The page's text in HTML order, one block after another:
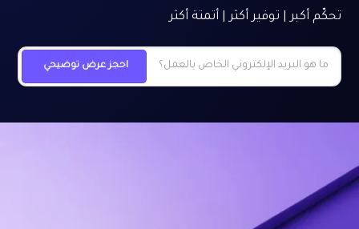
تحكّم أكبر | توفير أكثر | أتمتة أكثر